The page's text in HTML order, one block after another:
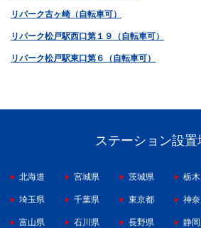
リパーク古ヶ崎（自転車可）
リパーク松戸駅西口第１９（自転車可）
リパーク松戸駅東口第６（自転車可）
ステーション設置
北海道 宮城県 茨城県 栃
埼玉県 千葉県 東京都 神
富山県 石川県 長野県 静